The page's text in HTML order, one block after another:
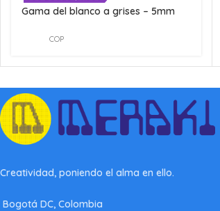
Gama del blanco a grises – 5mm
COP
Creatividad, poniendo el alma en ello.
Bogotá DC, Colombia